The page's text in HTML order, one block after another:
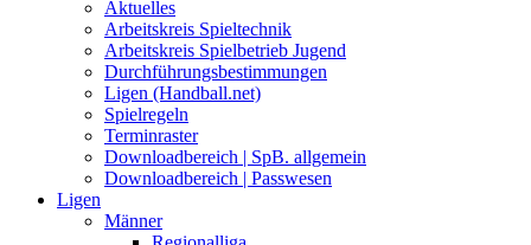
Aktuelles
Arbeitskreis Spieltechnik
Arbeitskreis Spielbetrieb Jugend
Durchführungsbestimmungen
Ligen (Handball.net)
Spielregeln
Terminraster
Downloadbereich | SpB. allgemein
Downloadbereich | Passwesen
Ligen
Männer